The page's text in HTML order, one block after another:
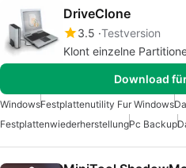
DriveClone
3.5 Testversion
Klont einzelne
Download
WindowsFestplattenutility Fur Windows
FestplattenwiederherstellungPc Backup